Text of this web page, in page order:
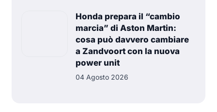
Honda prepara il “cambio
marcia” di Aston Martin:
cosa può davvero cambiare
a Zandvoort con la nuova
power unit
04 Agosto 2026